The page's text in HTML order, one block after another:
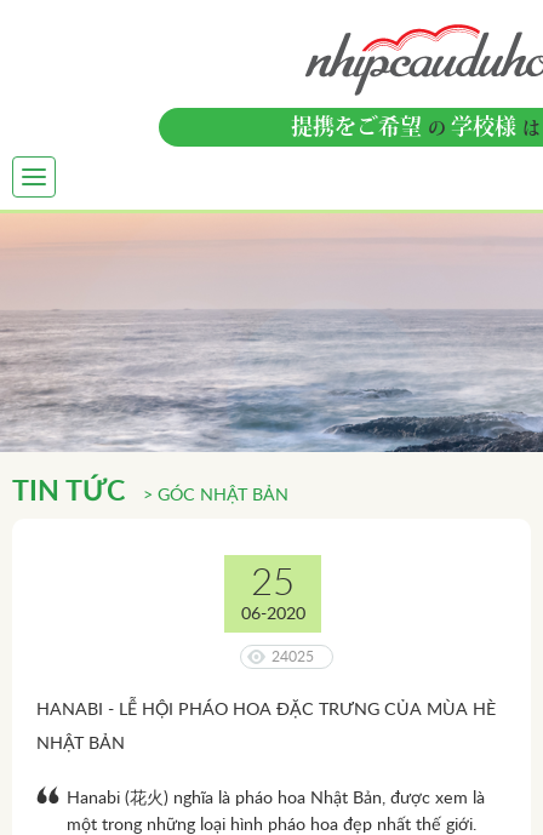
提携をご希望 の 学校様
TOGGLE
TIN TỨC > GÓC NHẬT BẢN
25
06-2020
24025
HANABI - LỄ HỘI PHÁO HOA ĐẶC TRƯNG CỦA MÙA HÈ
NHẬT BẢN
Hanabi (花火) nghĩa là pháo hoa Nhật Bản, được xem là
một trong những loại hình pháo hoa đẹp nhất thế giới.